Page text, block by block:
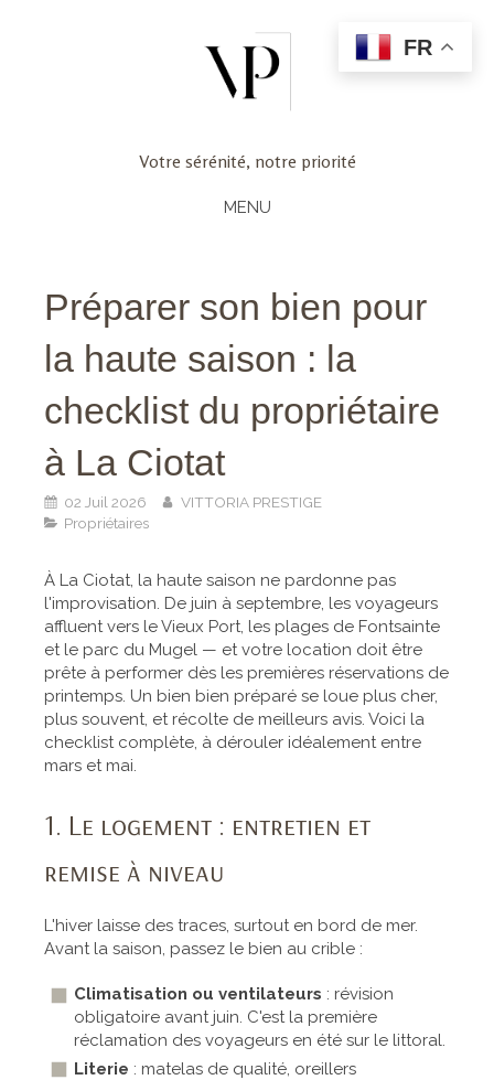
Votre sérénité, notre priorité
MENU
Préparer son bien pour
la haute saison : la
checklist du propriétaire
à La Ciotat
02 Juil 2026
VITTORIA PRESTIGE
Propriétaires
À La Ciotat, la haute saison ne pardonne pas
l'improvisation. De juin à septembre, les voyageurs
affluent vers le Vieux Port, les plages de Fontsainte
et le parc du Mugel — et votre location doit être
prête à performer dès les premières réservations de
printemps. Un bien bien préparé se loue plus cher,
plus souvent, et récolte de meilleurs avis. Voici la
checklist complète, à dérouler idéalement entre
mars et mai.
1. Le logement : entretien et
remise à niveau
L'hiver laisse des traces, surtout en bord de mer.
Avant la saison, passez le bien au crible :
Climatisation ou ventilateurs : révision
obligatoire avant juin. C'est la première
réclamation des voyageurs en été sur le littoral.
Literie : matelas de qualité, oreillers
FR